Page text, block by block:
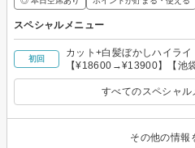
スペシャルメニュー
初回
カット+白髪ぼかしハイライ
【¥18600→¥13900】【池
すべてのスペシャル
その他の情報